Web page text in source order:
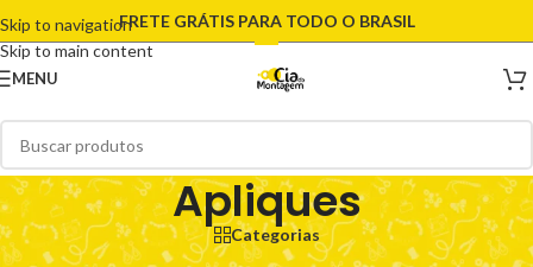
Skip to navigation
Skip to main content
FRETE GRÁTIS PARA TODO O BRASIL
MENU
Apliques
Categorias
Início
/Artesanato/Apliques Exibindo 1–12 de 751 resultados